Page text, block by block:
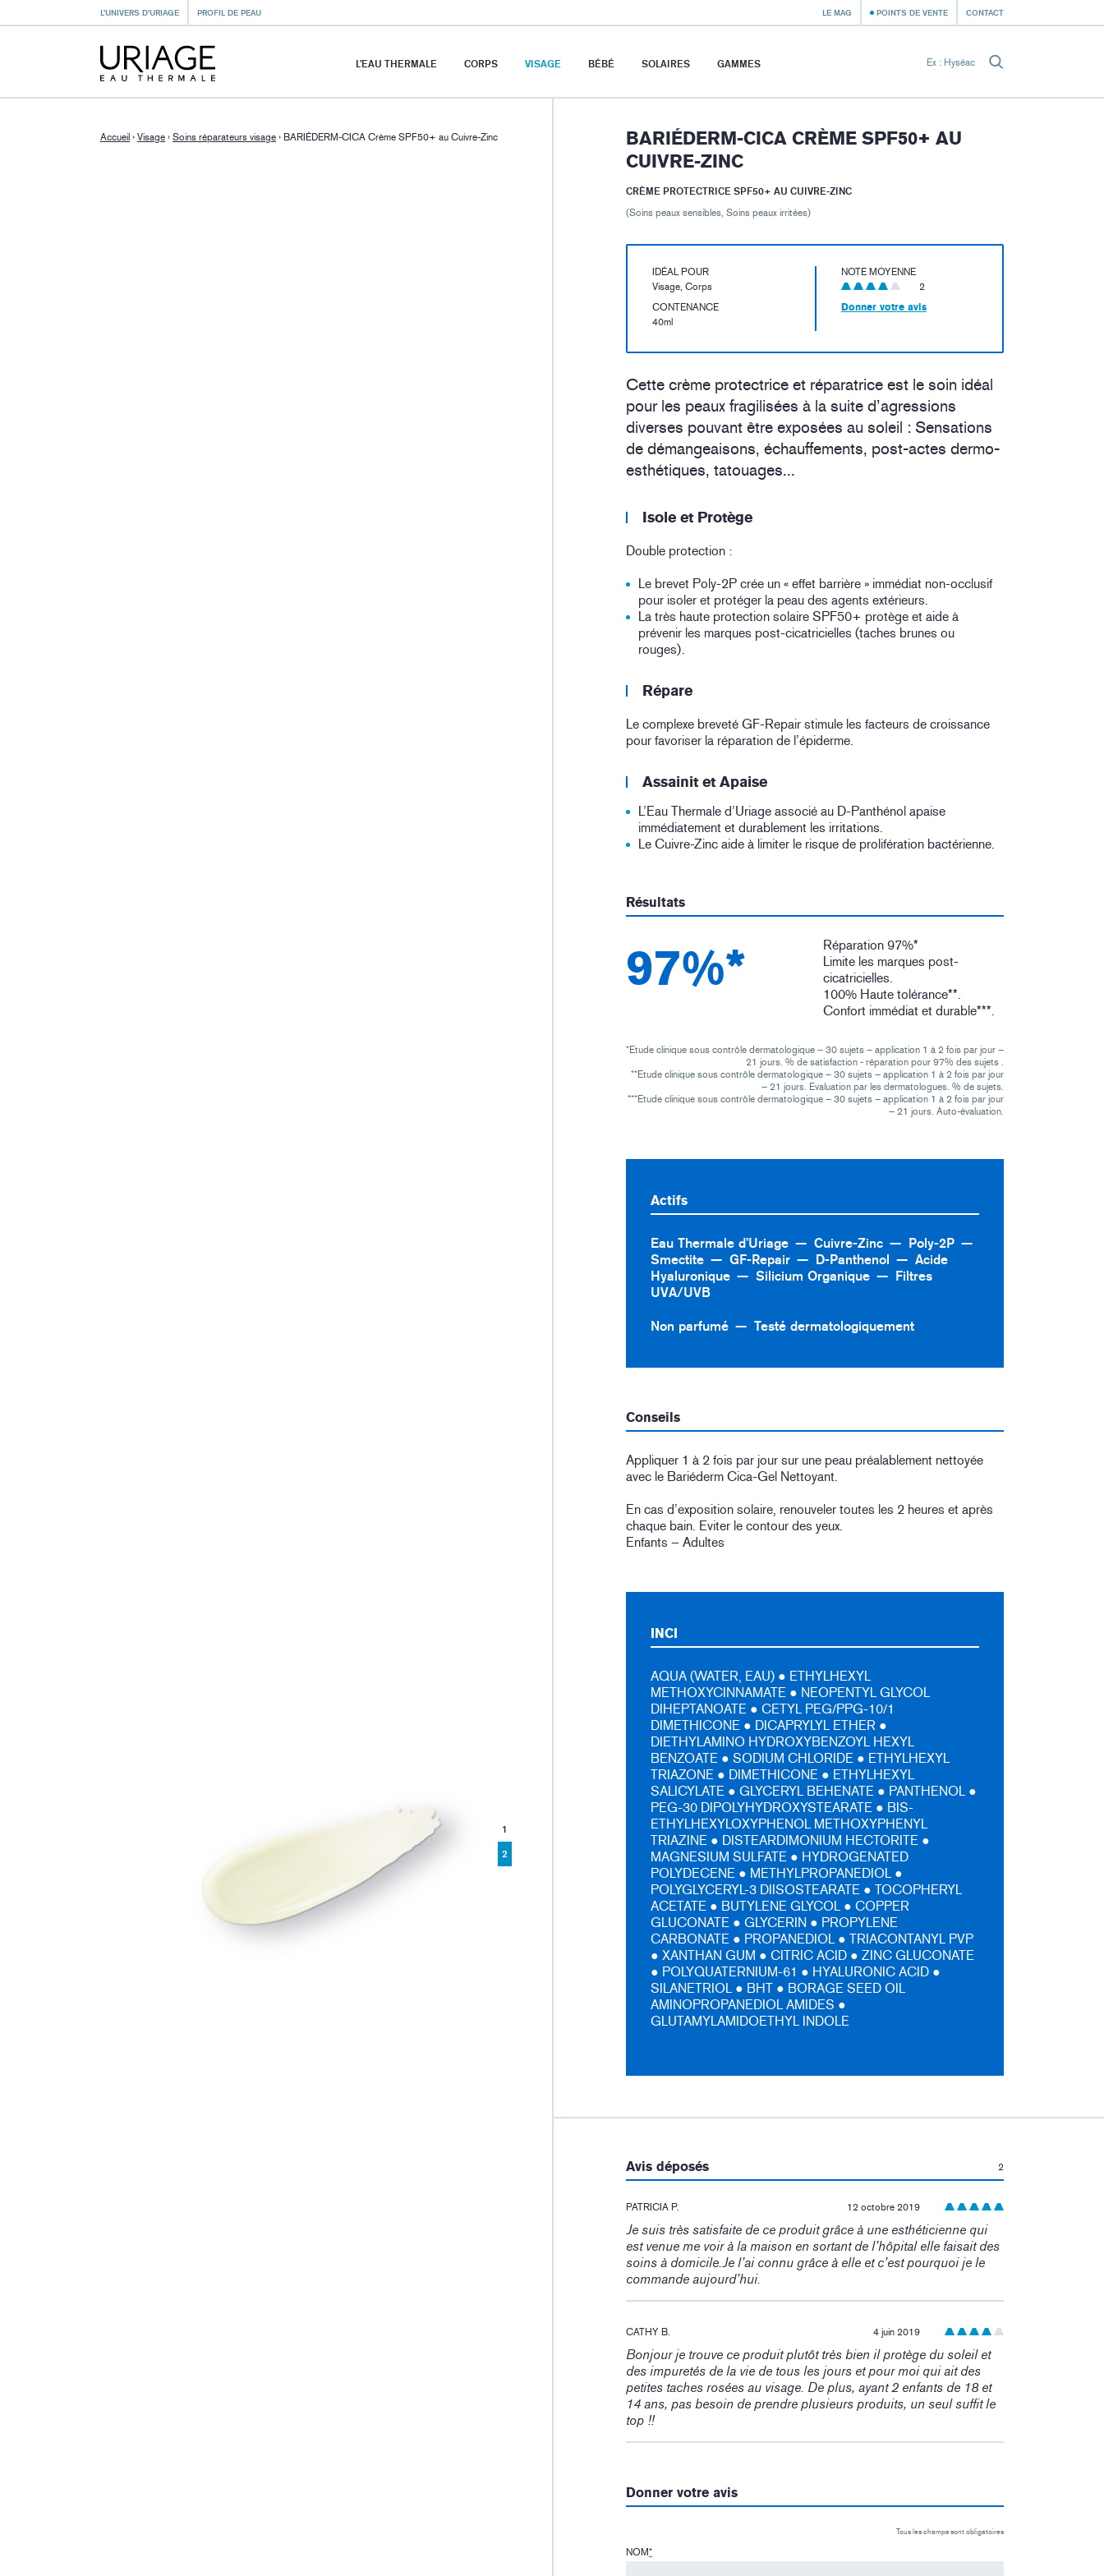
L’UNIVERS D’URIAGE PROFIL DE PEAU LE MAG POINTS DE VENTE CONTACT
L’EAU THERMALE CORPS VISAGE BÉBÉ SOLAIRES GAMMES
Accueil › Visage › Soins réparateurs visage › BARIÉDERM-CICA Crème SPF50+ au Cuivre-Zinc
BARIÉDERM-CICA CRÈME SPF50+ AU
CUIVRE-ZINC
CRÈME PROTECTRICE SPF50+ AU CUIVRE-ZINC
(Soins peaux sensibles, Soins peaux irritées)
1
2
IDÉAL POUR
Visage, Corps
CONTENANCE
40ml
NOTE MOYENNE
2
Donner votre avis
Cette crème protectrice et réparatrice est le soin idéal
pour les peaux fragilisées à la suite d’agressions
diverses pouvant être exposées au soleil : Sensations
de démangeaisons, échauffements, post-actes dermo-
esthétiques, tatouages...
Isole et Protège
Double protection :
Le brevet Poly-2P crée un « effet barrière » immédiat non-occlusif
pour isoler et protéger la peau des agents extérieurs.
La très haute protection solaire SPF50+ protège et aide à
prévenir les marques post-cicatricielles (taches brunes ou
rouges).
Répare
Le complexe breveté GF-Repair stimule les facteurs de croissance
pour favoriser la réparation de l’épiderme.
Assainit et Apaise
L’Eau Thermale d’Uriage associé au D-Panthénol apaise
immédiatement et durablement les irritations.
Le Cuivre-Zinc aide à limiter le risque de prolifération bactérienne.
Résultats
97%*
Réparation 97%*
Limite les marques post-
cicatricielles.
100% Haute tolérance**.
Confort immédiat et durable***.
*Etude clinique sous contrôle dermatologique – 30 sujets – application 1 à 2 fois par jour –
21 jours. % de satisfaction - réparation pour 97% des sujets .
**Etude clinique sous contrôle dermatologique – 30 sujets – application 1 à 2 fois par jour
– 21 jours. Evaluation par les dermatologues. % de sujets.
***Etude clinique sous contrôle dermatologique – 30 sujets – application 1 à 2 fois par jour
– 21 jours. Auto-évaluation.
Actifs
Eau Thermale d’Uriage Cuivre-Zinc
Poly-2P
Smectite
GF-Repair D-Panthenol
Acide
Hyaluronique
Silicium Organique
Filtres
UVA/UVB
Non parfumé Testé dermatologiquement
Conseils
Appliquer 1 à 2 fois par jour sur une peau préalablement nettoyée
avec le Bariéderm Cica-Gel Nettoyant.
En cas d’exposition solaire, renouveler toutes les 2 heures et après
chaque bain. Eviter le contour des yeux.
Enfants – Adultes
INCI
AQUA (WATER, EAU) ● ETHYLHEXYL
METHOXYCINNAMATE ● NEOPENTYL GLYCOL
DIHEPTANOATE ● CETYL PEG/PPG-10/1
DIMETHICONE ● DICAPRYLYL ETHER ●
DIETHYLAMINO HYDROXYBENZOYL HEXYL
BENZOATE ● SODIUM CHLORIDE ● ETHYLHEXYL
TRIAZONE ● DIMETHICONE ● ETHYLHEXYL
SALICYLATE ● GLYCERYL BEHENATE ● PANTHENOL ●
PEG-30 DIPOLYHYDROXYSTEARATE ● BIS-
ETHYLHEXYLOXYPHENOL METHOXYPHENYL
TRIAZINE ● DISTEARDIMONIUM HECTORITE ●
MAGNESIUM SULFATE ● HYDROGENATED
POLYDECENE ● METHYLPROPANEDIOL ●
POLYGLYCERYL-3 DIISOSTEARATE ● TOCOPHERYL
ACETATE ● BUTYLENE GLYCOL ● COPPER
GLUCONATE ● GLYCERIN ● PROPYLENE
CARBONATE ● PROPANEDIOL ● TRIACONTANYL PVP
● XANTHAN GUM ● CITRIC ACID ● ZINC GLUCONATE
● POLYQUATERNIUM-61 ● HYALURONIC ACID ●
SILANETRIOL ● BHT ● BORAGE SEED OIL
AMINOPROPANEDIOL AMIDES ●
GLUTAMYLAMIDOETHYL INDOLE
Avis déposés: 2
PATRICIA P. 12 octobre 2019
Je suis très satisfaite de ce produit grâce à une esthéticienne qui
est venue me voir à la maison en sortant de l’hôpital elle faisait des
soins à domicile.Je l’ai connu grâce à elle et c’est pourquoi je le
commande aujourd’hui.
CATHY B. 4 juin 2019
Bonjour je trouve ce produit plutôt très bien il protège du soleil et
des impuretés de la vie de tous les jours et pour moi qui ait des
petites taches rosées au visage. De plus, ayant 2 enfants de 18 et
14 ans, pas besoin de prendre plusieurs produits, un seul suffit le
top !!
Donner votre avis
Tous les champs sont obligatoires
NOM*